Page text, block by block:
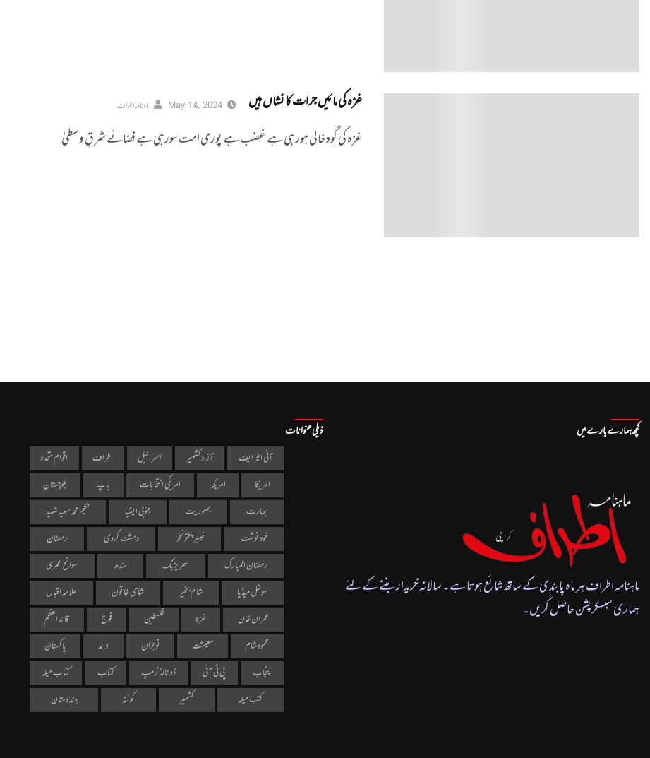
غزہ کی مائیں جرات کا نشاں ہیں May 14, 2024 ماہ نامہ اطراف
غزہ کی گود خالی ہورہی ہے غضب ہے پوری امت سورہی ہے فضائے شرقِ وسطیٰ
کچھ ہمارے بارے میں
ماہنامہ اطراف ہر ماہ پابندی کے ساتھ شائع ہوتا ہے۔ سالانہ خریدار بننے کے لئے
ہماری سبسکرپشن حاصل کریں۔
ذیلی عنوانات
آئی ایم ایف آزاد کشمیر اسرائیل اطراف
اقوام متحدہ
امریکا
امریکہ امریکی انتخابات باپ
بلوچستان
بھارت
جمہوریت جنوبی ایشیا
حکیم محمد سعید شہید
خود نوشت
خیبر پختونخوا دہشت گردی
رمضان
رمضان المبارک
سمر یزبک سندھ
سوانح عمری
سوشل میڈیا
شام بخیر شامی خاتون
علامہ اقبال
عمران خان
غزہ فلسطین فوج
قائد اعظم
محمود شام
معیشت نوجوان والد
پاکستان
پنجاب
پی ٹی آئی ڈونالڈ ٹرمپ کتاب
کتاب میلہ
کتب میلہ
کشمیر کوئٹہ ہندوستان